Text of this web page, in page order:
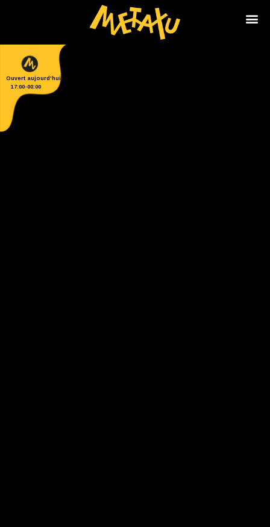
Ouvert aujourd'hui
17:00-00:00